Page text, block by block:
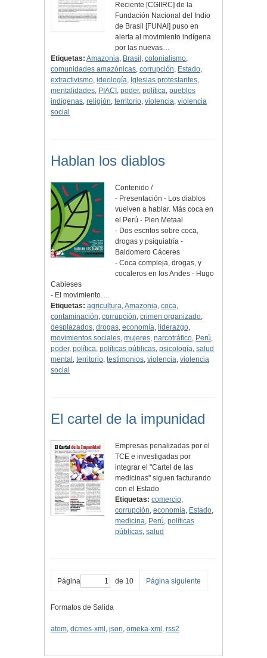
Reciente [CGIIRC] de la
Fundación Nacional del Indio
de Brasil [FUNAI] puso en
alerta al movimiento indígena
por las nuevas…
Etiquetas: Amazonia, Brasil , colonialismo,
comunidades amazónicas, corrupción, Estado,
extractivismo, ideología, Iglesias protestantes,
mentalidades, PIACI , poder, política, pueblos
indígenas, religión, territorio, violencia, violencia
social
Hablan los diablos
Contenido /
- Presentación - Los diablos
vuelven a hablar. Más coca en
el Perú - Pien Metaal
- Dos escritos sobre coca,
drogas y psiquiatría -
Baldomero Cáceres
- Coca compleja, drogas, y
cocaleros en los Andes - Hugo
Cabieses
- El movimiento…
Etiquetas: agricultura,Amazonia, coca,
contaminación, corrupción, crimen organizado,
desplazados, drogas, economía, liderazgo,
movimientos sociales, mujeres, narcotráfico, Perú,
poder, política, políticas públicas, psicología, salud
mental , territorio, testimonios, violencia, violencia
social
El cartel de la impunidad
Empresas penalizadas por el
TCE e investigadas por
integrar el "Cartel de las
medicinas" siguen facturando
con el Estado
Etiquetas: comercio,
corrupción,economía, Estado,
medicina, Perú,políticas
públicas,salud
Página de 10 Página siguiente
Formatos de Salida
atom, dcmes-xml , json, omeka-xml , rss2